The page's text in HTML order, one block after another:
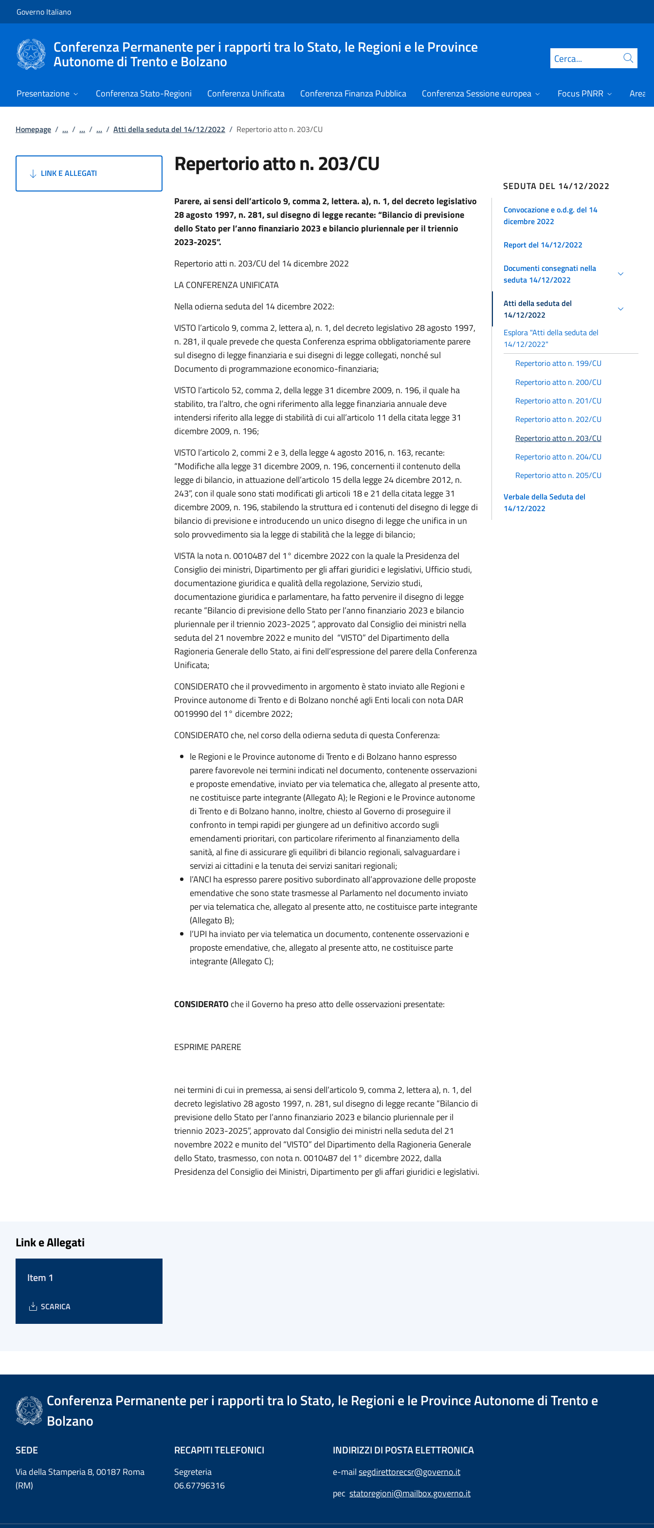
Governo Italiano
Conferenza Permanente per i rapporti tra lo Stato, le Regioni e le Province
Autonome di Trento e Bolzano Cerca
Presentazione Conferenza Stato-Regioni Conferenza Unificata Conferenza Finanza Pubblica Conferenza Sessione europea Focus PNRR Area
Homepage / ... / ... / ... / Atti della seduta del 14/12/2022 / Repertorio atto n. 203/CU
LINK E ALLEGATI Repertorio atto n. 203/CU
Parere, ai sensi dell’articolo 9, comma 2, lettera. a), n. 1, del decreto legislativo
28 agosto 1997, n. 281, sul disegno di legge recante: “Bilancio di previsione
dello Stato per l’anno finanziario 2023 e bilancio pluriennale per il triennio
2023-2025”.
Repertorio atti n. 203/CU del 14 dicembre 2022
LA CONFERENZA UNIFICATA
Nella odierna seduta del 14 dicembre 2022:
VISTO l’articolo 9, comma 2, lettera a), n. 1, del decreto legislativo 28 agosto 1997,
n. 281, il quale prevede che questa Conferenza esprima obbligatoriamente parere
sul disegno di legge finanziaria e sui disegni di legge collegati, nonché sul
Documento di programmazione economico-finanziaria;
VISTO l’articolo 52, comma 2, della legge 31 dicembre 2009, n. 196, il quale ha
stabilito, tra l’altro, che ogni riferimento alla legge finanziaria annuale deve
intendersi riferito alla legge di stabilità di cui all’articolo 11 della citata legge 31
dicembre 2009, n. 196;
VISTO l’articolo 2, commi 2 e 3, della legge 4 agosto 2016, n. 163, recante:
“Modifiche alla legge 31 dicembre 2009, n. 196, concernenti il contenuto della
legge di bilancio, in attuazione dell’articolo 15 della legge 24 dicembre 2012, n.
243”, con il quale sono stati modificati gli articoli 18 e 21 della citata legge 31
dicembre 2009, n. 196, stabilendo la struttura ed i contenuti del disegno di legge di
bilancio di previsione e introducendo un unico disegno di legge che unifica in un
solo provvedimento sia la legge di stabilità che la legge di bilancio;
VISTA la nota n. 0010487 del 1° dicembre 2022 con la quale la Presidenza del
Consiglio dei ministri, Dipartimento per gli affari giuridici e legislativi, Ufficio studi,
documentazione giuridica e qualità della regolazione, Servizio studi,
documentazione giuridica e parlamentare, ha fatto pervenire il disegno di legge
recante “Bilancio di previsione dello Stato per l’anno finanziario 2023 e bilancio
pluriennale per il triennio 2023-2025 ”, approvato dal Consiglio dei ministri nella
seduta del 21 novembre 2022 e munito del “VISTO” del Dipartimento della
Ragioneria Generale dello Stato, ai fini dell’espressione del parere della Conferenza
Unificata;
CONSIDERATO che il provvedimento in argomento è stato inviato alle Regioni e
Province autonome di Trento e di Bolzano nonché agli Enti locali con nota DAR
0019990 del 1° dicembre 2022;
CONSIDERATO che, nel corso della odierna seduta di questa Conferenza:
le Regioni e le Province autonome di Trento e di Bolzano hanno espresso
parere favorevole nei termini indicati nel documento, contenente osservazioni
e proposte emendative, inviato per via telematica che, allegato al presente atto,
ne costituisce parte integrante (Allegato A); le Regioni e le Province autonome
di Trento e di Bolzano hanno, inoltre, chiesto al Governo di proseguire il
confronto in tempi rapidi per giungere ad un definitivo accordo sugli
emendamenti prioritari, con particolare riferimento al finanziamento della
sanità, al fine di assicurare gli equilibri di bilancio regionali, salvaguardare i
servizi ai cittadini e la tenuta dei servizi sanitari regionali;
l’ANCI ha espresso parere positivo subordinato all’approvazione delle proposte
emendative che sono state trasmesse al Parlamento nel documento inviato
per via telematica che, allegato al presente atto, ne costituisce parte integrante
(Allegato B);
l’UPI ha inviato per via telematica un documento, contenente osservazioni e
proposte emendative, che, allegato al presente atto, ne costituisce parte
integrante (Allegato C);
CONSIDERATO che il Governo ha preso atto delle osservazioni presentate:
ESPRIME PARERE
nei termini di cui in premessa, ai sensi dell’articolo 9, comma 2, lettera a), n. 1, del
decreto legislativo 28 agosto 1997, n. 281, sul disegno di legge recante “Bilancio di
previsione dello Stato per l’anno finanziario 2023 e bilancio pluriennale per il
triennio 2023-2025”, approvato dal Consiglio dei ministri nella seduta del 21
novembre 2022 e munito del “VISTO” del Dipartimento della Ragioneria Generale
dello Stato, trasmesso, con nota n. 0010487 del 1° dicembre 2022, dalla
Presidenza del Consiglio dei Ministri, Dipartimento per gli affari giuridici e legislativi.
SEDUTA DEL 14/12/2022
Convocazione e o.d.g. del 14
dicembre 2022
Report del 14/12/2022
Documenti consegnati nella
seduta 14/12/2022
Atti della seduta del
14/12/2022
Esplora "Atti della seduta del
14/12/2022"
Repertorio atto n. 199/CU
Repertorio atto n. 200/CU
Repertorio atto n. 201/CU
Repertorio atto n. 202/CU
Repertorio atto n. 203/CU
Repertorio atto n. 204/CU
Repertorio atto n. 205/CU
Verbale della Seduta del
14/12/2022
Link e Allegati
Item 1
SCARICA
Conferenza Permanente per i rapporti tra lo Stato, le Regioni e le Province Autonome di Trento e
Bolzano
SEDE
Via della Stamperia 8, 00187 Roma
(RM)
RECAPITI TELEFONICI
Segreteria
06.67796316
INDIRIZZI DI POSTA ELETTRONICA
e-mailsegdirettorecsr@governo.it
pec statoregioni@mailbox.governo.it